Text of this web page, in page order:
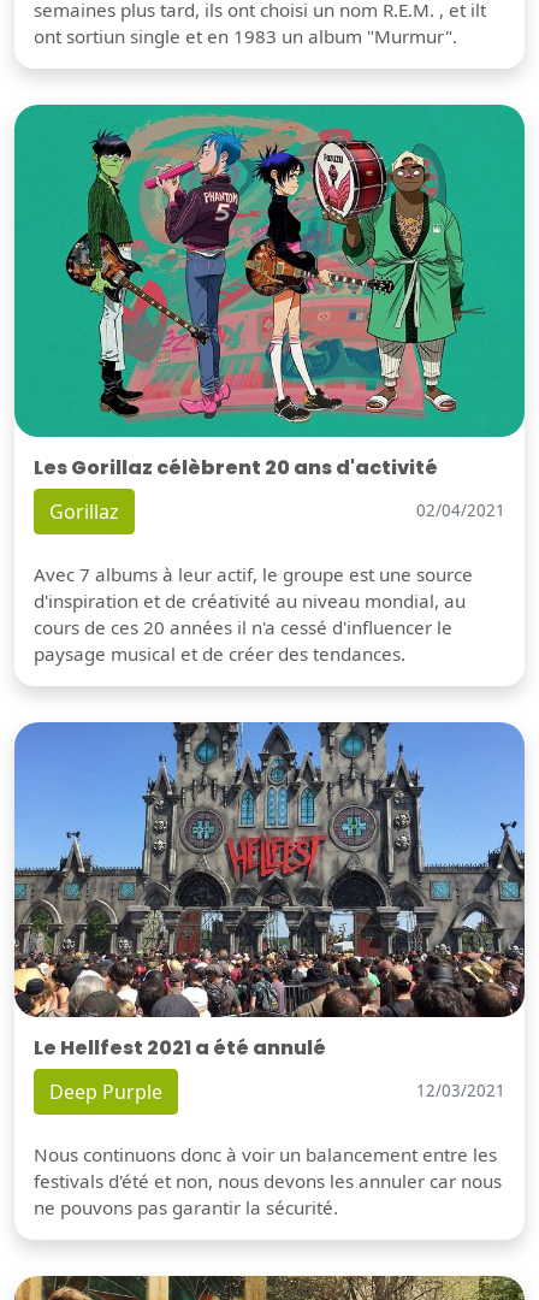
semaines plus tard, ils ont choisi un nom R.E.M. , et ilt
ont sortiun single et en 1983 un album "Murmur".
Les Gorillaz célèbrent 20 ans d'activité
Gorillaz 02/04/2021
Avec 7 albums à leur actif, le groupe est une source
d'inspiration et de créativité au niveau mondial, au
cours de ces 20 années il n'a cessé d'influencer le
paysage musical et de créer des tendances.
Le Hellfest 2021 a été annulé
Deep Purple 12/03/2021
Nous continuons donc à voir un balancement entre les
festivals d'été et non, nous devons les annuler car nous
ne pouvons pas garantir la sécurité.